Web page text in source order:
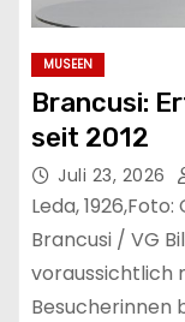
MUSEEN
Brancusi:
seit 2012
Juli 23, 2026
Leda,
Brancusi / VG
voraussichtlich
Besucherinnen